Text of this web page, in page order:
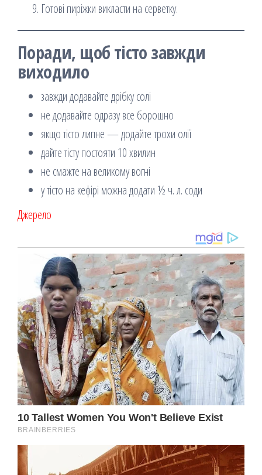
Готові пиріжки викласти на серветку.
Поради, щоб тісто завжди
виходило
завжди додавайте дрібку солі
не додавайте одразу все борошно
якщо тісто липне — додайте трохи олії
дайте тісту постояти 10 хвилин
не смажте на великому вогні
у тісто на кефірі можна додати ½ ч. л. соди
Джерело